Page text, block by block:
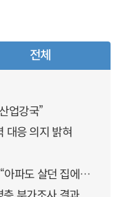
전체
업강국”
대응 의지 밝혀
장기요양 재가 어르신 10명 중 7명, “아파도 살던 집에서 살겠다” 「2025년 장기요양실태조사」 결과 발표